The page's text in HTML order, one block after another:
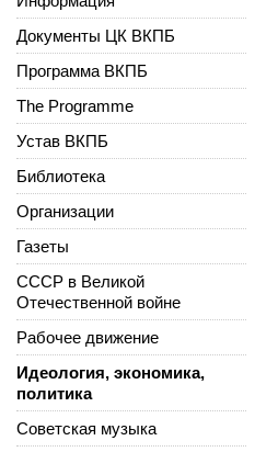
Документы ЦК ВКПБ
Программа ВКПБ
The Programme
Устав ВКПБ
Библиотека
Организации
Газеты
СССР в Великой
Отечественной войне
Рабочее движение
Идеология, экономика,
политика
Советская музыка